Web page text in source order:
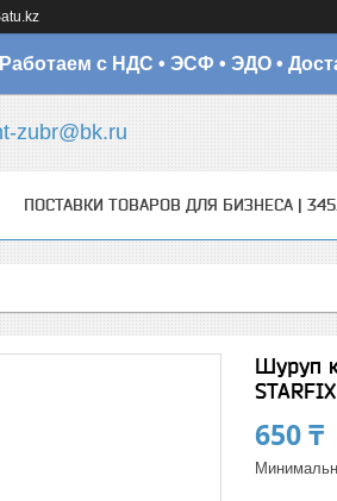
Работаем с НДС • ЭСФ • ЭДО •
zubr@bk.ru
ПОСТАВКИ ТОВАРОВ ДЛЯ БИЗНЕСА |
Шуруп
STARFIX
650 ₸